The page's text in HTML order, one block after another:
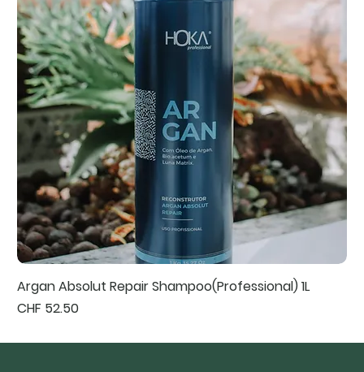
Argan Absolut Repair Shampoo(Professional) 1L
Preis
CHF 52.50